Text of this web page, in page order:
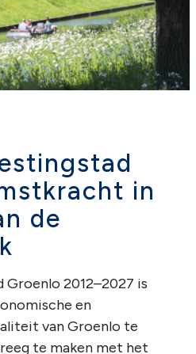
in
de
2012–2027 is
en
van Groenlo te
te maken met het